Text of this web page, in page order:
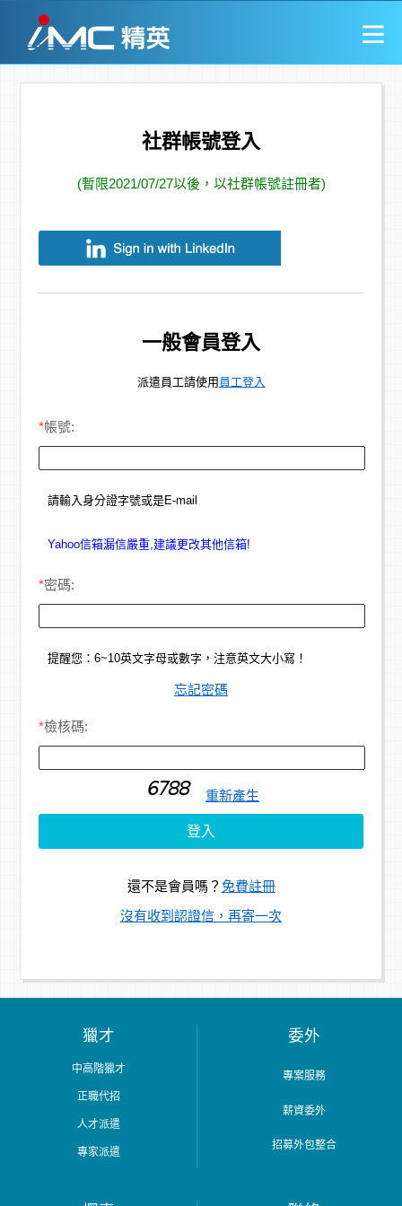
社群帳號登入
(暫限2021/07/27以後，以社群帳號註冊者)
一般會員登入
派遣員工請使用 員工登入
*帳號:
請輸入身分證字號或是E-mail
Yahoo信箱漏信嚴重,建議更改其他信箱!
*密碼:
提醒您：6~10英文字母或數字，注意英文大小寫！
忘記密碼
*檢核碼:
重新產生
還不是會員嗎？ 免費註冊
沒有收到認證信，再寄一次
獵才
中高階獵才
正職代招
人才派遣
專家派遣
委外
專案服務
薪資委外
招募外包整合